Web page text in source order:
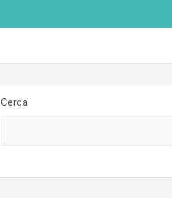
Cerca